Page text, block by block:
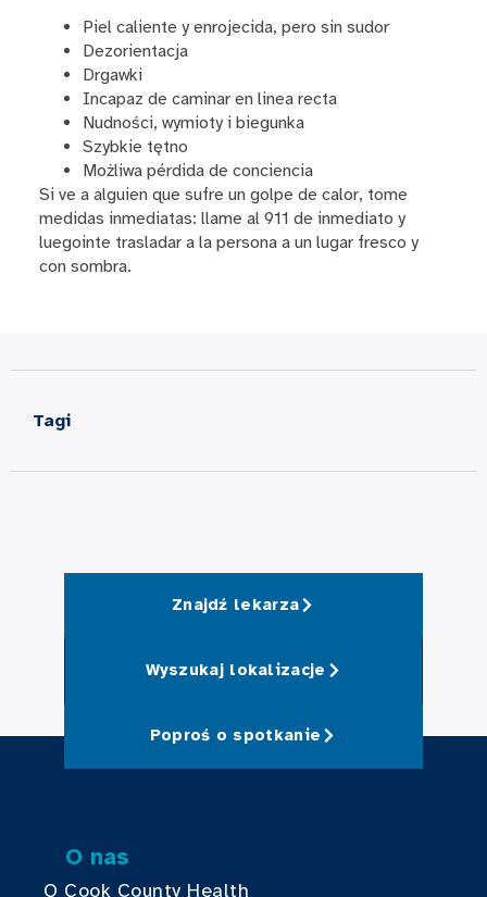
Piel caliente y enrojecida, pero sin sudor
Dezorientacja
Drgawki
Incapaz de caminar en linea recta
Nudności, wymioty i biegunka
Szybkie tętno
Możliwa pérdida de conciencia
Si ve a alguien que sufre un golpe de calor, tome
medidas inmediatas: llame al 911 de inmediato y
luegointe trasladar a la persona a un lugar fresco y
con sombra.
Tagi
Znajdź lekarza
Wyszukaj lokalizacje
Poproś o spotkanie
O nas
O Cook County Health